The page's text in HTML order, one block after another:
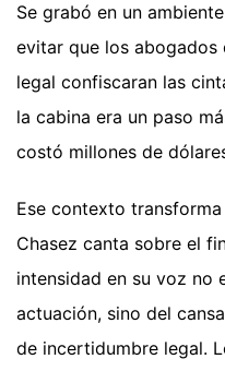
Se grabó en un
evitar que los abogados
legal confiscaran las
la cabina era un paso
costó millones de
Ese contexto
Chasez canta sobre el
intensidad en su voz no
actuación, sino del
de incertidumbre legal.